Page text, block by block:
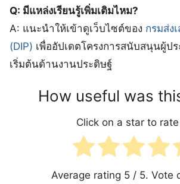
Q: มีแหล่งเรียนรู้เพิ่มเติมไหม?
A: แนะนำให้เข้าดูเว็บไซต์ของ กรมส่ง
(DIP) เพื่ออัปเดตโครงการสนับสนุนผู้ป
เริ่มต้นด้านงานประดิษฐ์
How useful was
Click on a star to
Average rating 5 / 5. Vote